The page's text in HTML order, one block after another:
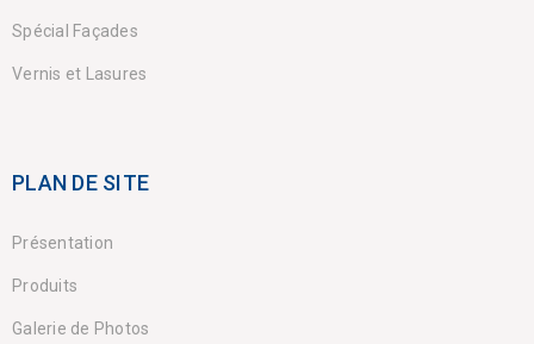
Spécial Façades
Vernis et Lasures
PLAN DE SITE
Présentation
Produits
Galerie de Photos